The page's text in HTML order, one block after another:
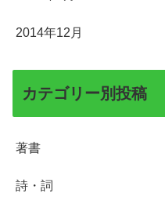
2014年12月
カテゴリー別投稿
著書
詩・詞